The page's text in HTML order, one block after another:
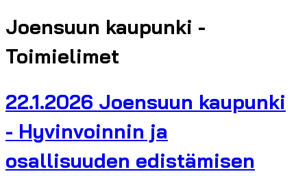
Joensuun kaupunki -
Toimielimet
22.1.2026 Joensuun kaupunki
- Hyvinvoinnin ja
osallisuuden edistämisen